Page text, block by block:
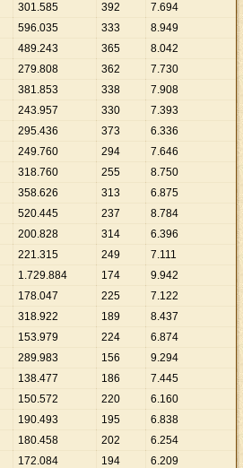
301.585 392 7.694
596.035 333 8.949
489.243 365 8.042
279.808 362 7.730
381.853 338 7.908
243.957 330 7.393
295.436 373 6.336
249.760 294 7.646
318.760 255 8.750
358.626 313 6.875
520.445 237 8.784
200.828 314 6.396
221.315 249 7.111
1.729.884 174 9.942
178.047 225 7.122
318.922 189 8.437
153.979 224 6.874
289.983 156 9.294
138.477 186 7.445
150.572 220 6.160
190.493 195 6.838
180.458 202 6.254
172.084 194 6.209